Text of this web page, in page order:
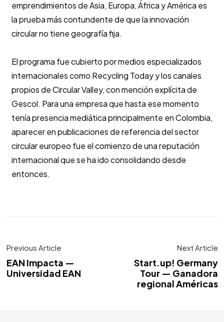
emprendimientos de Asia, Europa, África y América es
la prueba más contundente de que la innovación
circular no tiene geografía fija.
El programa fue cubierto por medios especializados
internacionales como Recycling Today y los canales
propios de Circular Valley, con mención explícita de
Gescol. Para una empresa que hasta ese momento
tenía presencia mediática principalmente en Colombia,
aparecer en publicaciones de referencia del sector
circular europeo fue el comienzo de una reputación
internacional que se ha ido consolidando desde
entonces.
Previous Article
EAN Impacta —
Universidad EAN
Next Article
Start.up! Germany
Tour — Ganadora
regional Américas